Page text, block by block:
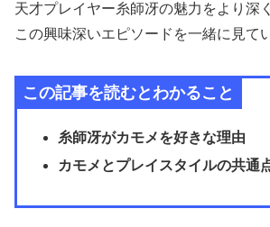
天才プレイヤー糸師冴の魅力をより深
この興味深いエピソードを一緒に見て
この記事を読むとわかること
糸師冴がカモメを好きな理由
カモメとプレイスタイルの共通